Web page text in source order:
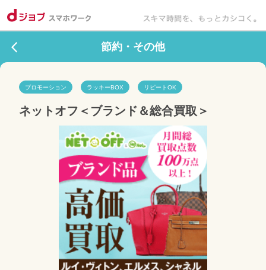
節約・その他
プロモーション ラッキーBOX リピートOK
ネットオフ＜ブランド＆総合買取＞